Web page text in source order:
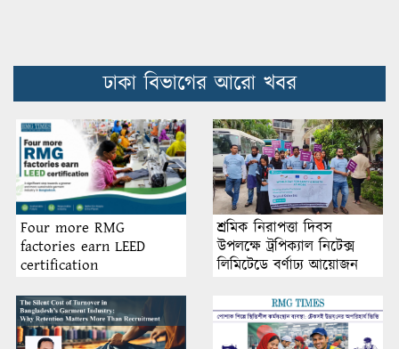
ঢাকা বিভাগের আরো খবর
Four more RMG
factories earn LEED
certification
শ্রমিক নিরাপত্তা দিবস
উপলক্ষে ট্রপিক্যাল নিটেক্স
লিমিটেডে বর্ণাঢ্য আয়োজন